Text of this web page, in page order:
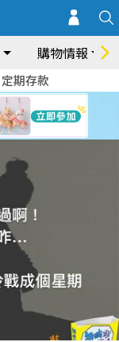
購物情報
定期存款